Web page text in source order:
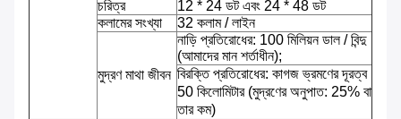
চরিত্র
12 * 24 ডট এবং 24 * 48 ডট
কলামের সংখ্যা
32 কলাম / লাইন
মুদ্রণ মাথা জীবন
নাড়ি প্রতিরোধের: 100 মিলিয়ন ডাল / বিন্দু
(আমাদের মান শর্তাধীন);
বিরক্তি প্রতিরোধের: কাগজ ভ্রমণের দূরত্ব
50 কিলোমিটার (মুদ্রণের অনুপাত: 25% বা
তার কম)